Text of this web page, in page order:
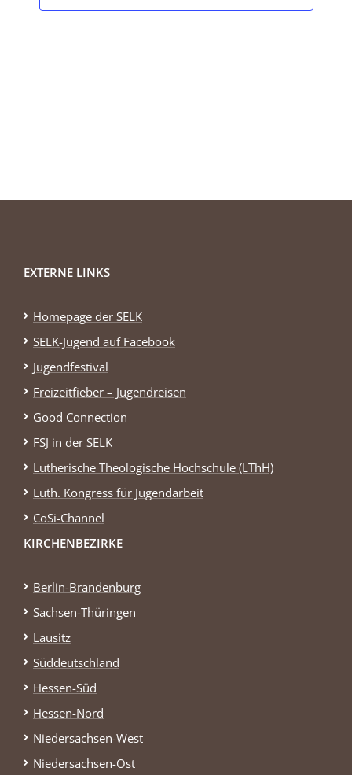
EXTERNE LINKS
Homepage der SELK
SELK-Jugend auf Facebook
Jugendfestival
Freizeitfieber – Jugendreisen
Good Connection
FSJ in der SELK
Lutherische Theologische Hochschule (LThH)
Luth. Kongress für Jugendarbeit
CoSi-Channel
KIRCHENBEZIRKE
Berlin-Brandenburg
Sachsen-Thüringen
Lausitz
Süddeutschland
Hessen-Süd
Hessen-Nord
Niedersachsen-West
Niedersachsen-Ost